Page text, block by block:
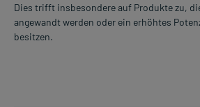
Dies trifft insbesondere auf Produkte zu,
angewandt werden oder ein erhöhtes
besitzen.